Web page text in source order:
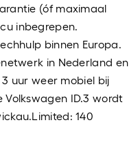
(óf maximaal
inbegrepen.
binnen Europa.
in Nederland en
3 uur weer mobiel bij
Volkswagen ID.3 wordt
140